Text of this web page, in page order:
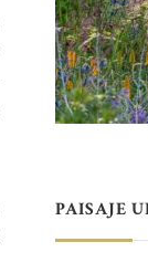
PAISAJE